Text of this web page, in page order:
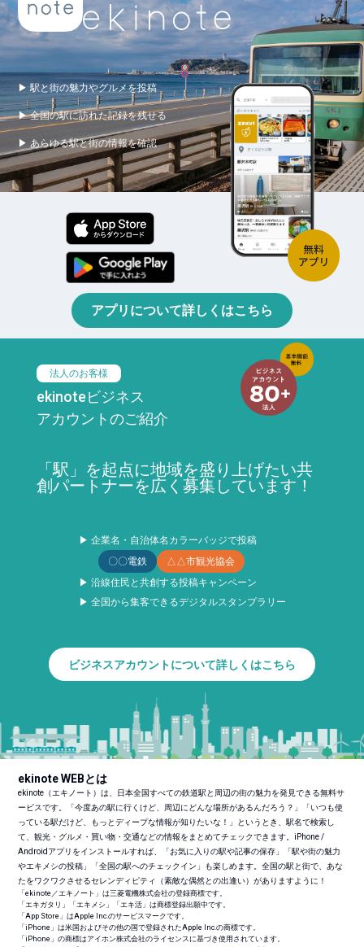
▶ 駅と街の魅力やグルメを投稿
▶ 全国の駅に訪れた記録を残せる
▶ あらゆる駅と街の情報を確認
アプリについて詳しくはこちら
法人のお客様
ekinoteビジネス
アカウントのご紹介
「駅」を起点に地域を盛り上げたい共
創パートナーを広く募集しています！
▶ 企業名・自治体名カラーバッジで投稿
〇〇電鉄
△△市観光協会
▶ 沿線住民と共創する投稿キャンペーン
▶ 全国から集客できるデジタルスタンプラリー
ビジネスアカウントについて詳しくはこちら
ekinote WEBとは
ekinote（エキノート）は、日本全国すべての鉄道駅と周辺の街の魅力を発見できる無料サ
ービスです。「今度あの駅に行くけど、周辺にどんな場所があるんだろう？」「いつも使
っている駅だけど、もっとディープな情報が知りたいな！」というとき、駅名で検索し
て、観光・グルメ・買い物・交通などの情報をまとめてチェックできます。iPhone /
Androidアプリをインストールすれば、「お気に入りの駅や記事の保存」「駅や街の魅力
やエキメシの投稿」「全国の駅へのチェックイン」も楽しめます。全国の駅と街で、あな
たをワクワクさせるセレンディピティ（素敵な偶然との出逢い）がありますように！
「ekinote／エキノート」は三菱電機株式会社の登録商標です。
「エキガタリ」「エキメシ」「エキ活」は商標登録出願中です。
「App Store」はApple Inc.のサービスマークです。
「iPhone」は米国およびその他の国で登録されたApple Inc.の商標です。
「iPhone」の商標はアイホン株式会社のライセンスに基づき使用されています。